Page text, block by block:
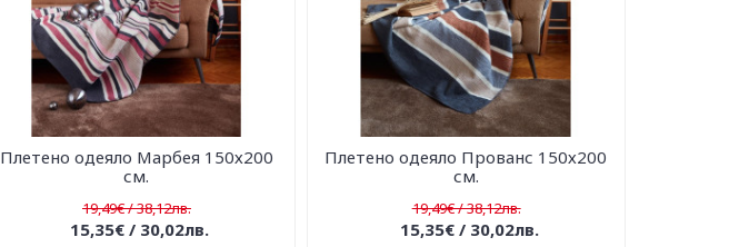
Плетено одеяло Марбея 150х200
см.
19,49€ / 38,12лв.
15,35€ / 30,02лв.
Плетено одеяло Прованс 150х200
см.
19,49€ / 38,12лв.
15,35€ / 30,02лв.